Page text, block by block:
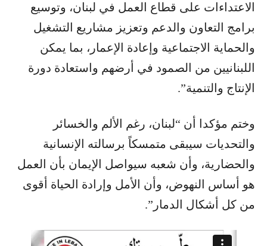
الاعتداءات على قطاع العمل في لبنان، وتوسيع
برامج التعاون والدعم وتعزيز مشاريع التشغيل
والحماية الاجتماعية وإعادة الإعمار، بما يمكن
اللبنانيين من الصمود في أرضهم واستعادة دورة
الإنتاج والتنمية”.
وختم مؤكدا أن “لبنان، رغم الألم والخسائر
والتحديات سيبقى متمسكاً برسالته الإنسانية
والحضارية، وأن شعبه سيواصل الإيمان بأن العمل
هو أساس النهوض، وأن الأمل وإرادة الحياة أقوى
من كل أشكال الدمار”.